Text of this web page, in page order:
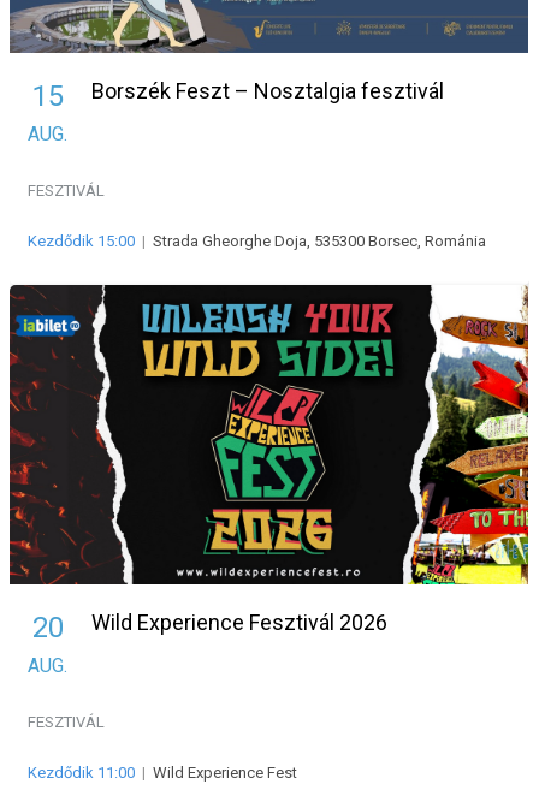
15
AUG.
Borszék Feszt – Nosztalgia fesztivál
FESZTIVÁL
Kezdődik 15:00 | Strada Gheorghe Doja, 535300 Borsec, Románia
20
AUG.
Wild Experience Fesztivál 2026
FESZTIVÁL
Kezdődik 11:00 | Wild Experience Fest